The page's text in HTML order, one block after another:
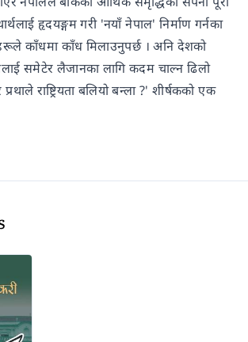
हृदयङ्गम गरी 'नयाँ नेपाल' निर्माण गर्नका
काँधमा काँध मिलाउनुपर्छ । अनि देशको
समेटेर लैजानका लागि कदम चाल्न ढिलो
राष्ट्रियता बलियो बन्ला ?' शीर्षकको एक